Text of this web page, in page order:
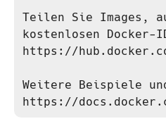
Teilen Sie Images,
kostenlosen Docker-
https://
Weitere Beispiele
https://